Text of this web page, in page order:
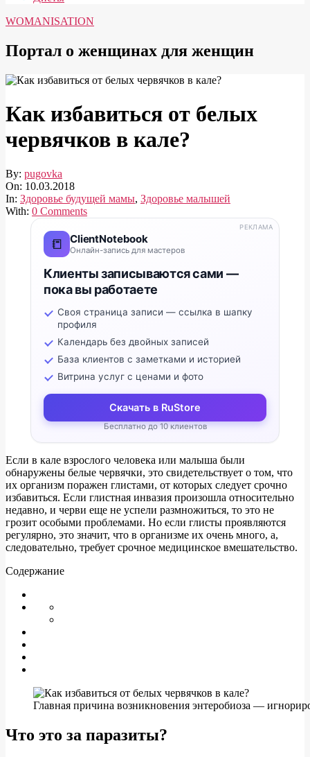
WOMANISATION
Портал о женщинах для женщин
Как избавиться от белых
червячков в кале?
By: pugovka
On: 10.03.2018
In: Здоровье будущей мамы, Здоровье малышей
With: 0 Comments
📒 ClientNotebook
Онлайн-запись для мастеров
Клиенты записываются сами —
пока вы работаете
Своя страница записи — ссылка в шапку
профиля
Календарь без двойных записей
База клиентов с заметками и историей
Витрина услуг с ценами и фото
Скачать в RuStore
Бесплатно до 10 клиентов
РЕКЛАМА
Если в кале взрослого человека или малыша были
обнаружены белые червячки, это свидетельствует о том, что
их организм поражен глистами, от которых следует срочно
избавиться. Если глистная инвазия произошла относительно
недавно, и черви еще не успели размножиться, то это не
грозит особыми проблемами. Но если глисты проявляются
регулярно, это значит, что в организме их очень много, а,
следовательно, требует срочное медицинское вмешательство.
Содержание
Главная причина возникновения энтеробиоза —
Что это за паразиты?